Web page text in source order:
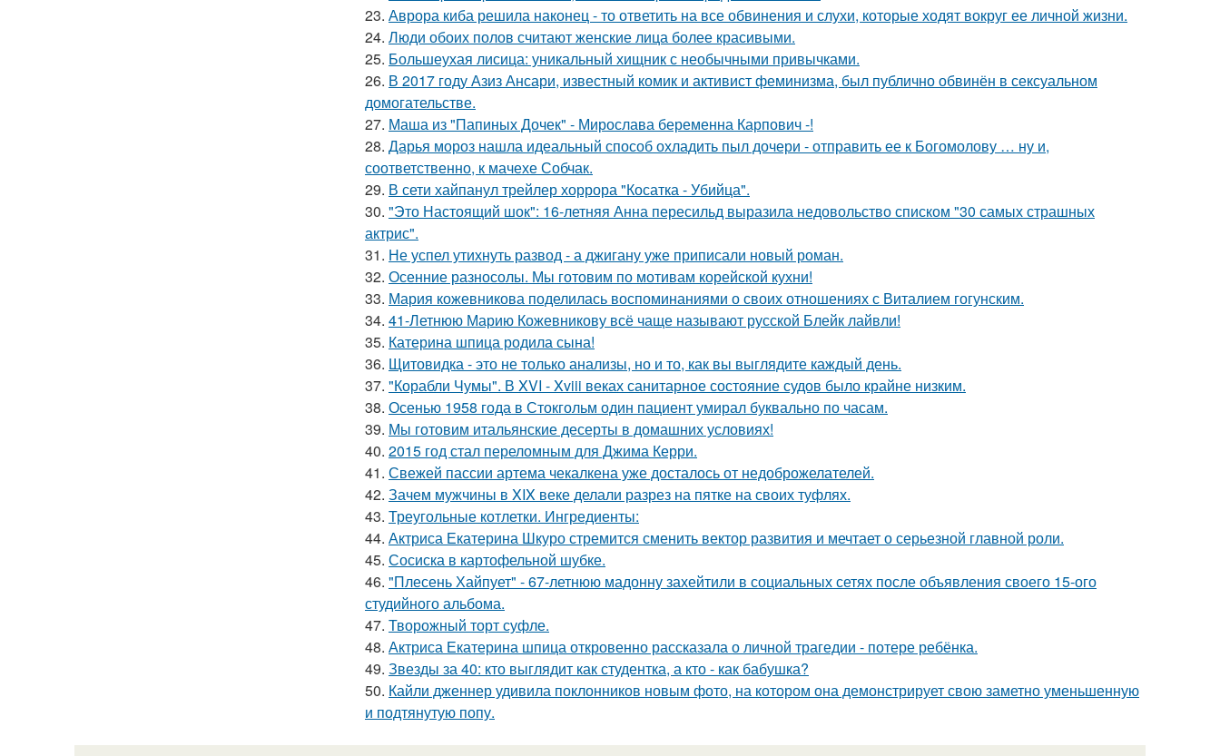
23. Аврора киба решила наконец - то ответить на все обвинения и слухи, которые ходят вокруг ее личной жизни.
24. Люди обоих полов считают женские лица более красивыми.
25. Большеухая лисица: уникальный хищник с необычными привычками.
26. В 2017 году Азиз Ансари, известный комик и активист феминизма, был публично обвинён в сексуальном
домогательстве.
27. Маша из "Папиных Дочек" - Мирослава беременна Карпович -!
28. Дарья мороз нашла идеальный способ охладить пыл дочери - отправить ее к Богомолову … ну и,
соответственно, к мачехе Собчак.
29. В сети хайпанул трейлер хоррора "Косатка - Убийца".
30. "Это Настоящий шок": 16-летняя Анна пересильд выразила недовольство списком "30 самых страшных
актрис".
31. Не успел утихнуть развод - а джигану уже приписали новый роман.
32. Осенние разносолы. Мы готовим по мотивам корейской кухни!
33. Мария кожевникова поделилась воспоминаниями о своих отношениях с Виталием гогунским.
34. 41-Летнюю Марию Кожевникову всё чаще называют русской Блейк лайвли!
35. Катерина шпица родила сына!
36. Щитовидка - это не только анализы, но и то, как вы выглядите каждый день.
37. "Корабли Чумы". В XVI - Xviii веках санитарное состояние судов было крайне низким.
38. Осенью 1958 года в Стокгольм один пациент умирал буквально по часам.
39. Мы готовим итальянские десерты в домашних условиях!
40. 2015 год стал переломным для Джима Керри.
41. Свежей пассии артема чекалкена уже досталось от недоброжелателей.
42. Зачем мужчины в XIX веке делали разрез на пятке на своих туфлях.
43. Треугольные котлетки. Ингредиенты:
44. Актриса Екатерина Шкуро стремится сменить вектор развития и мечтает о серьезной главной роли.
45. Сосиска в картофельной шубке.
46. "Плесень Хайпует" - 67-летнюю мадонну захейтили в социальных сетях после объявления своего 15-ого
студийного альбома.
47. Творожный торт суфле.
48. Актриса Екатерина шпица откровенно рассказала о личной трагедии - потере ребёнка.
49. Звезды за 40: кто выглядит как студентка, а кто - как бабушка?
50. Кайли дженнер удивила поклонников новым фото, на котором она демонстрирует свою заметно уменьшенную
и подтянутую попу.